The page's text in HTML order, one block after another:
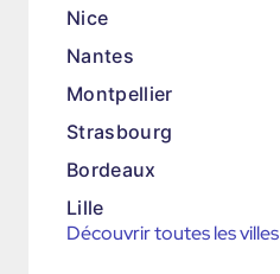
Nice
Nantes
Montpellier
Strasbourg
Bordeaux
Lille
Découvrir toutes les villes